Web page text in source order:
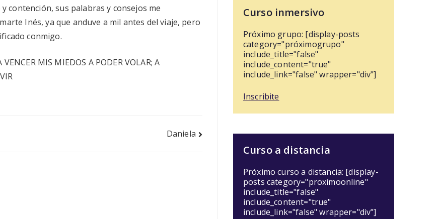
contención, sus palabras y consejos me
Inés, ya que anduve a mil antes del viaje, pero
conmigo.
MIS MIEDOS A PODER VOLAR; A
Daniela
Curso inmersivo
Próximo grupo: [display-posts
category="próximogrupo"
include_title="false"
include_content="true"
include_link="false" wrapper="div"]
Inscribite
Curso a distancia
Próximo curso a distancia: [display-
posts category="proximoonline"
include_title="false"
include_content="true"
include_link="false" wrapper="div"]